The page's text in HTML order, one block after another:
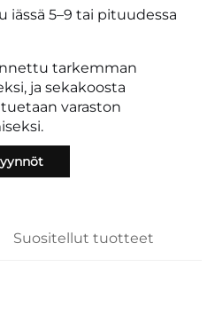
iässä 5–9 tai pituudessa
tarkemman
ja sekakoosta
varaston
Suositellut tuotteet